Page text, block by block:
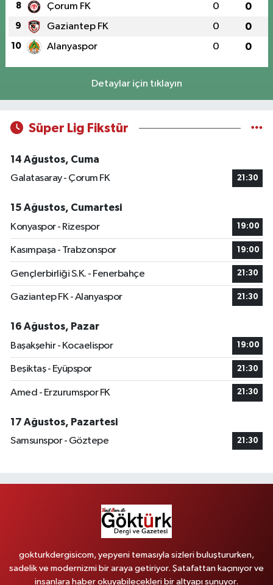
8 Çorum FK 0 0
9 Gaziantep FK 0 0
10 Alanyaspor 0 0
Detaylar için tıklayın
Süper Lig Fikstür
14 Ağustos, Cuma
Galatasaray - Çorum FK
21:30
15 Ağustos, Cumartesi
Konyaspor - Rizespor
19:00
Kasımpaşa - Trabzonspor 19:00
Gençlerbirliği S.K. - Fenerbahçe 21:30
Gaziantep FK - Alanyaspor 21:30
16 Ağustos, Pazar
Başakşehir - Kocaelispor
19:00
Beşiktaş - Eyüpspor 21:30
Amed - Erzurumspor FK 21:30
17 Ağustos, Pazartesi
Samsunspor - Göztepe
21:30
gokturkdergisicom, yepyeni temasıyla sizleri buluştururken,
sadelik ve modernizmi bir araya getiriyor. Şatafattan kaçınıyor ve
insanlara haber okuyabilecekleri bir altyapı sunuyor.